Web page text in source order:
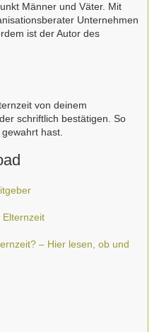
Männer und Väter. Mit
Unternehmen
ist der Autor des
von deinem
schriftlich bestätigen. So
hast.
Elternzeit
– Hier lesen, ob und